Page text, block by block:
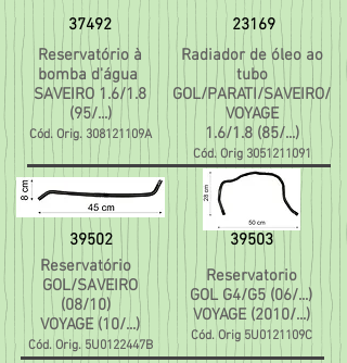
37492
Reservatório à
bomba d'água
SAVEIRO 1.6/1.8
(95/...)
Cód. Orig. 308121109A
39502
Reservatório
GOL/SAVEIRO
(08/10)
VOYAGE (10/...)
Cód. Orig. 5U0122447B
23169
Radiador de óleo ao
tubo
GOL/PARATI/SAVEIRO/
VOYAGE
1.6/1.8 (85/...)
Cód. Orig 3051211091
39503
Reservatorio
GOL G4/G5 (06/...)
VOYAGE (2010/...)
Cód. Orig 5U0121109C